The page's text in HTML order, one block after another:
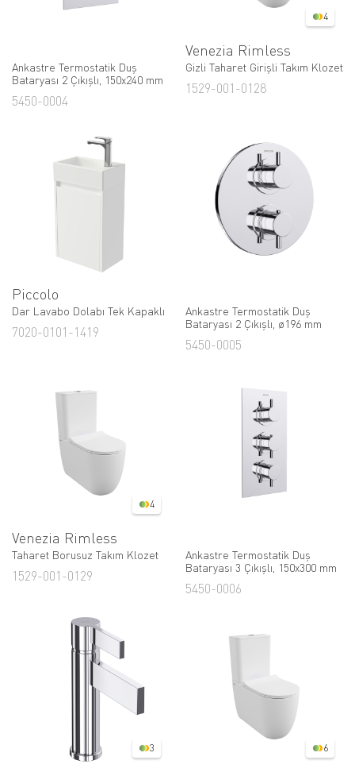
Ankastre Termostatik Duş
Bataryası 2 Çıkışlı, 150x240 mm
5450-0004
4
Venezia Rimless
Gizli Taharet Girişli Takım Klozet
1529-001-0128
Piccolo
Dar Lavabo Dolabı Tek Kapaklı
7020-0101-1419
Ankastre Termostatik Duş
Bataryası 2 Çıkışlı, ø196 mm
5450-0005
4
Venezia Rimless
Taharet Borusuz Takım Klozet
1529-001-0129
Ankastre Termostatik Duş
Bataryası 3 Çıkışlı, 150x300 mm
5450-0006
3 6